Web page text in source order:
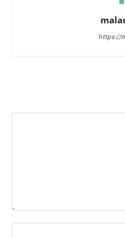
https://